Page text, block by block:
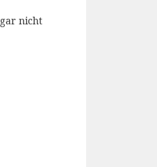
nicht